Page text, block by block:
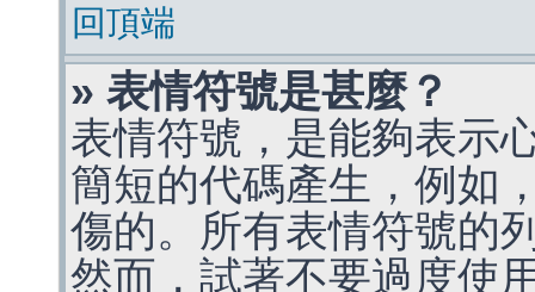
回頂端
» 表情符號是甚麼？
表情符號，是能夠表示
簡短的代碼產生，例如
傷的。所有表情符號的
然而，試著不要過度使